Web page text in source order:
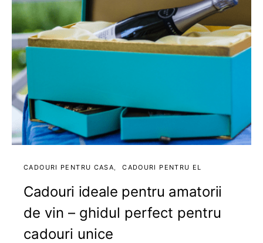
CADOURI PENTRU CASA CADOURI PENTRU EL
Cadouri ideale pentru amatorii
de vin – ghidul perfect pentru
cadouri unice